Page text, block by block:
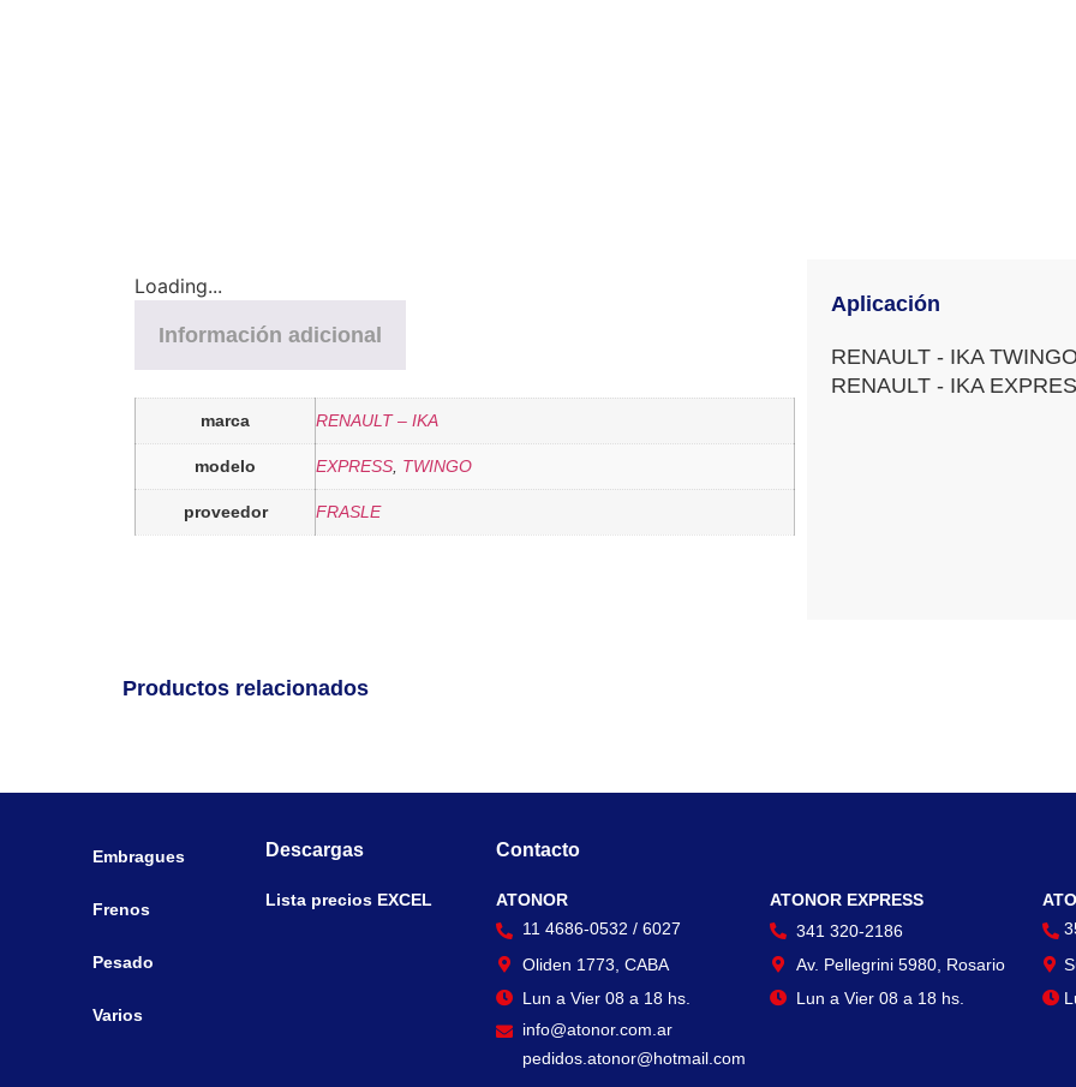
Loading...
Información adicional
marca RENAULT – IKA
modelo EXPRESS TWINGO
proveedor FRASLE
Aplicación
RENAULT - IKA
RENAULT - IKA
Productos relacionados
Embragues
Frenos
Pesado
Varios
Descargas
Lista precios EXCEL
Contacto
ATONOR
11 4686-0532 / 6027
Oliden 1773, CABA
Lun a Vier 08 a 18 hs.
info@atonor.com.ar
pedidos.atonor@hotmail.com
ATONOR EXPRESS
341 320-2186
Av. Pellegrini 5980, Rosario
Lun a Vier 08 a 18 hs.